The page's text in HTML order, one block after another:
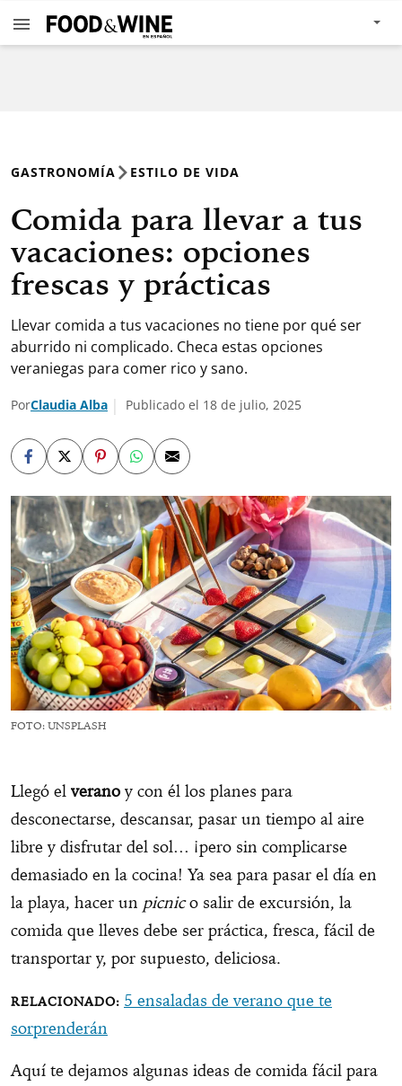
GASTRONOMÍA ESTILO DE VIDA
Comida para llevar a tus
vacaciones: opciones
frescas y prácticas
Llevar comida a tus vacaciones no tiene por qué ser
aburrido ni complicado. Checa estas opciones
veraniegas para comer rico y sano.
PorClaudia Alba Publicado el 18 de julio, 2025
FOTO: UNSPLASH
Llegó el verano y con él los planes para
desconectarse, descansar, pasar un tiempo al aire
libre y disfrutar del sol… ¡pero sin complicarse
demasiado en la cocina! Ya sea para pasar el día en
la playa, hacer un picnico salir de excursión, la
comida que lleves debe ser práctica, fresca, fácil de
transportar y, por supuesto, deliciosa.
5 ensaladas de verano que te
sorprenderán
Aquí te dejamos algunas ideas de comida fácil para